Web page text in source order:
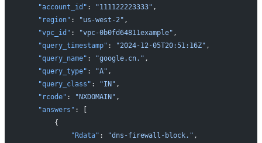
    "account_id"
: "111122223333" ,
    "region"
: "us-west-2" ,
    "vpc_id"
: "vpc-0b0fd64811example" ,
    "query_timestamp"
: "2024-12-05T20:51:16Z" ,
    "query_name"
: "google.cn." ,
    "query_type"
: "A" ,
    "query_class"
: "IN" ,
    "rcode"
: "NXDOMAIN" ,
    "answers"
: [
        {
            "Rdata"
: "dns-firewall-block." ,